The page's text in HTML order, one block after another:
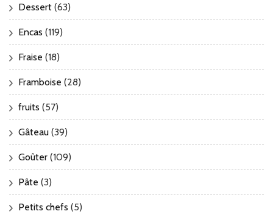
Dessert (63)
Encas (119)
Fraise (18)
Framboise (28)
fruits (57)
Gâteau (39)
Goûter (109)
Pâte (3)
Petits chefs (5)